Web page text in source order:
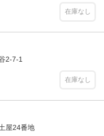
在庫なし
2-7-1
在庫なし
屋24番地